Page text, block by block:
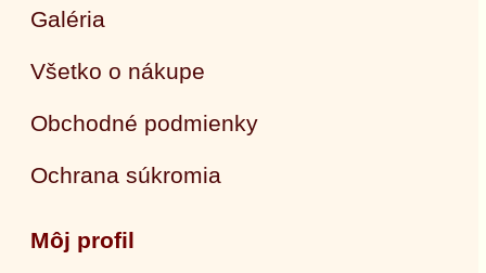
Galéria
Všetko o nákupe
Obchodné podmienky
Ochrana súkromia
Môj profil